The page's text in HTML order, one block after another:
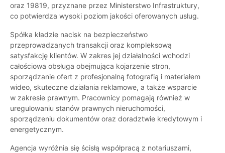
oraz 19819, przyznane przez Ministerstwo Infrastruktury,
co potwierdza wysoki poziom jakości oferowanych usług.
Spółka kładzie nacisk na bezpieczeństwo
przeprowadzanych transakcji oraz kompleksową
satysfakcję klientów. W zakres jej działalności wchodzi
całościowa obsługa obejmująca kojarzenie stron,
sporządzanie ofert z profesjonalną fotografią i materiałem
wideo, skuteczne działania reklamowe, a także wsparcie
w zakresie prawnym. Pracownicy pomagają również w
uregulowaniu stanów prawnych nieruchomości,
sporządzeniu dokumentów oraz doradztwie kredytowym i
energetycznym.
Agencja wyróżnia się ścisłą współpracą z notariuszami,